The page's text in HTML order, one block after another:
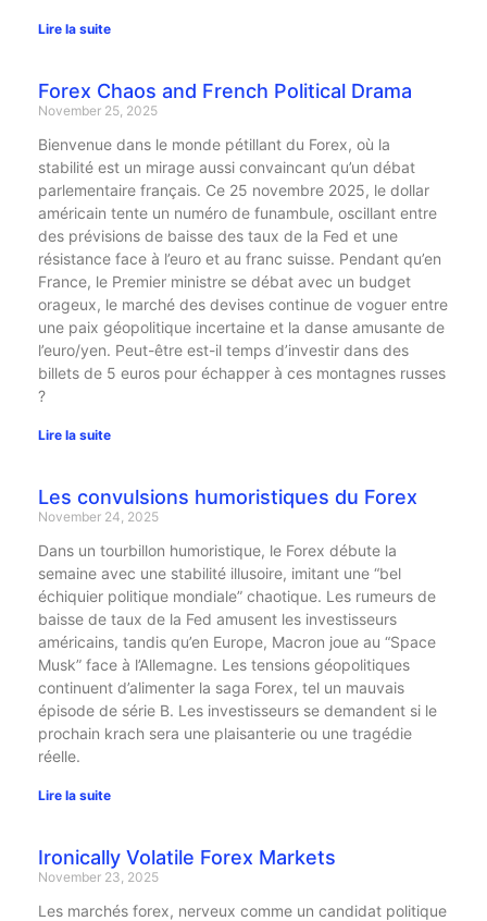
Lire la suite
Forex Chaos and French Political Drama
November 25, 2025
Bienvenue dans le monde pétillant du Forex, où la
stabilité est un mirage aussi convaincant qu’un débat
parlementaire français. Ce 25 novembre 2025, le dollar
américain tente un numéro de funambule, oscillant entre
des prévisions de baisse des taux de la Fed et une
résistance face à l’euro et au franc suisse. Pendant qu’en
France, le Premier ministre se débat avec un budget
orageux, le marché des devises continue de voguer entre
une paix géopolitique incertaine et la danse amusante de
l’euro/yen. Peut-être est-il temps d’investir dans des
billets de 5 euros pour échapper à ces montagnes russes
?
Lire la suite
Les convulsions humoristiques du Forex
November 24, 2025
Dans un tourbillon humoristique, le Forex débute la
semaine avec une stabilité illusoire, imitant une “bel
échiquier politique mondiale” chaotique. Les rumeurs de
baisse de taux de la Fed amusent les investisseurs
américains, tandis qu’en Europe, Macron joue au “Space
Musk” face à l’Allemagne. Les tensions géopolitiques
continuent d’alimenter la saga Forex, tel un mauvais
épisode de série B. Les investisseurs se demandent si le
prochain krach sera une plaisanterie ou une tragédie
réelle.
Lire la suite
Ironically Volatile Forex Markets
November 23, 2025
Les marchés forex, nerveux comme un candidat politique